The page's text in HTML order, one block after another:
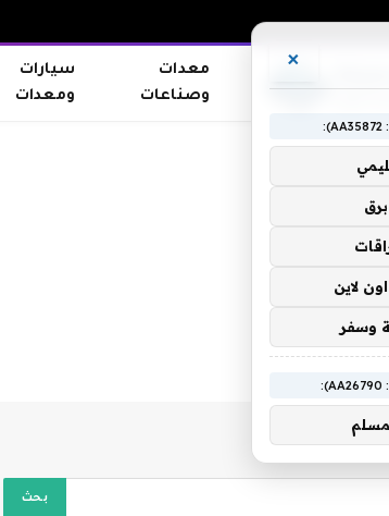
معدات
وصناعات
سيارات
ومعدات
×
لاين
وسفر